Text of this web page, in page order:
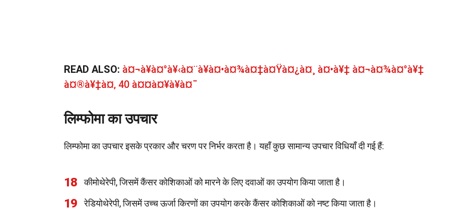
READ ALSO: à¤¬à¥à¤°à¥‹à¤¨à¥à¤•à¤¾à¤‡à¤Ÿà¤¿à¤¸ à¤•à¥‡ à¤¬à¤¾à¤°à¥‡
à¤®à¥‡à¤‚ 40 à¤¤à¤¥à¥à¤¯
लिम्फोमा का उपचार
लिम्फोमा का उपचार इसके प्रकार और चरण पर निर्भर करता है। यहाँ कुछ सामान्य उपचार विधियाँ दी गई हैं:
18 कीमोथेरेपी, जिसमें कैंसर कोशिकाओं को मारने के लिए दवाओं का उपयोग किया जाता है।
19 रेडियोथेरेपी, जिसमें उच्च ऊर्जा किरणों का उपयोग करके कैंसर कोशिकाओं को नष्ट किया जाता है।